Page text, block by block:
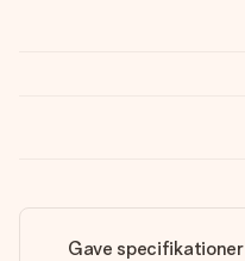
Gave specifikationer